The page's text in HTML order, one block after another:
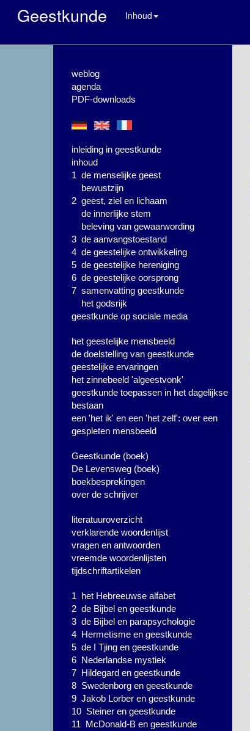
Geestkunde Inhoud
weblog
agenda
PDF-downloads
inleiding in geestkunde
inhoud
1 de menselijke geest
bewustzijn
2 geest, ziel en lichaam
de innerlijke stem
beleving van gewaarwording
3 de aanvangstoestand
4 de geestelijke ontwikkeling
5 de geestelijke hereniging
6 de geestelijke oorsprong
7 samenvatting geestkunde
het godsrijk
geestkunde op sociale media
het geestelijke mensbeeld
de doelstelling van geestkunde
geestelijke ervaringen
het zinnebeeld 'algeestvonk'
geestkunde toepassen in het dagelijkse
bestaan
een 'het ik' en een 'het zelf': over een
gespleten mensbeeld
Geestkunde (boek)
De Levensweg (boek)
boekbesprekingen
over de schrijver
literatuuroverzicht
verklarende woordenlijst
vragen en antwoorden
vreemde woordenlijsten
tijdschriftartikelen
1 het Hebreeuwse alfabet
2 de Bijbel en geestkunde
3 de Bijbel en parapsychologie
4 Hermetisme en geestkunde
5 de I Tjing en geestkunde
6 Nederlandse mystiek
7 Hildegard en geestkunde
8 Swedenborg en geestkunde
9 Jakob Lorber en geestkunde
10 Steiner en geestkunde
11 McDonald-B en geestkunde